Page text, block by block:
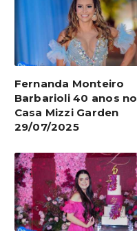
Fernanda Monteiro
Barbarioli 40 anos no
Casa Mizzi Garden
29/07/2025